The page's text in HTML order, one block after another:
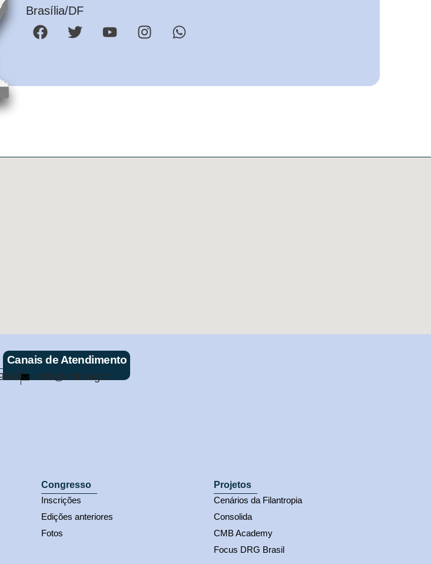
Brasília/DF
Canais de Atendimento
cmb@cmb.org.br
Congresso
Inscrições
Edições anteriores
Fotos
Projetos
Cenários da Filantropia
Consolida
CMB Academy
Focus DRG Brasil